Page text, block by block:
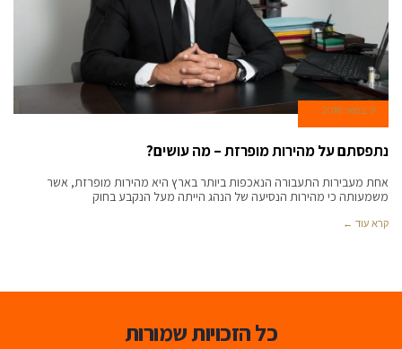
9 במאי 2018
נתפסתם על מהירות מופרזת – מה עושים?
אחת מעבירות התעבורה הנאכפות ביותר בארץ היא מהירות מופרזת, אשר
משמעותה כי מהירות הנסיעה של הנהג הייתה מעל הנקבע בחוק
קרא עוד ←
כל הזכויות שמורות